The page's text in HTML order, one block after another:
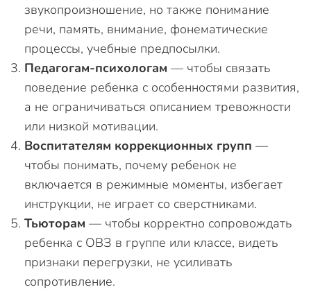
звукопроизношение, но также понимание
речи, память, внимание, фонематические
процессы, учебные предпосылки.
Педагогам-психологам — чтобы связать
поведение ребенка с особенностями развития,
а не ограничиваться описанием тревожности
или низкой мотивации.
Воспитателям коррекционных групп —
чтобы понимать, почему ребенок не
включается в режимные моменты, избегает
инструкции, не играет со сверстниками.
Тьюторам — чтобы корректно сопровождать
ребенка с ОВЗ в группе или классе, видеть
признаки перегрузки, не усиливать
сопротивление.